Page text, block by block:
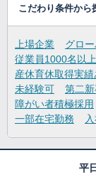
こだわり条件から
上場企業 グロ
従業員1000名以上
産休育休取得実績
未経験可
第二
障がい者積極採用
一部在宅勤務
平